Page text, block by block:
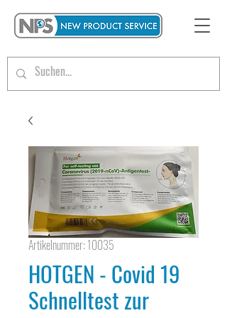
Artikelnummer: 10035
HOTGEN - Covid 19
Schnelltest zur